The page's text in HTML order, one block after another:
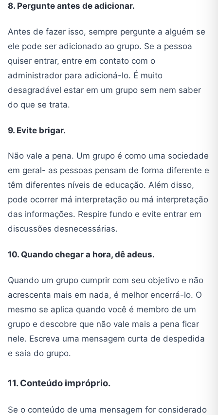
8. Pergunte antes de adicionar.
Antes de fazer isso, sempre pergunte a alguém se
ele pode ser adicionado ao grupo. Se a pessoa
quiser entrar, entre em contato com o
administrador para adicioná-lo. É muito
desagradável estar em um grupo sem nem saber
do que se trata.
9. Evite brigar.
Não vale a pena. Um grupo é como uma sociedade
em geral- as pessoas pensam de forma diferente e
têm diferentes níveis de educação. Além disso,
pode ocorrer má interpretação ou má interpretação
das informações. Respire fundo e evite entrar em
discussões desnecessárias.
10. Quando chegar a hora, dê adeus.
Quando um grupo cumprir com seu objetivo e não
acrescenta mais em nada, é melhor encerrá-lo. O
mesmo se aplica quando você é membro de um
grupo e descobre que não vale mais a pena ficar
nele. Escreva uma mensagem curta de despedida
e saia do grupo.
11. Conteúdo impróprio.
Se o conteúdo de uma mensagem for considerado